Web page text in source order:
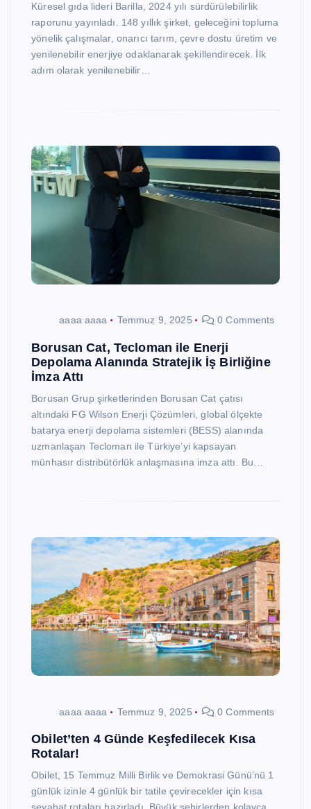
Küresel gıda lideri Barilla, 2024 yılı sürdürülebilirlik
raporunu yayınladı. 148 yıllık şirket, geleceğini topluma
yönelik çalışmalar, onarıcı tarım, çevre dostu üretim ve
yenilenebilir enerjiye odaklanarak şekillendirecek. İlk
adım olarak yenilenebilir…
aaaa aaaa Temmuz 9, 2025 0 Comments
Borusan Cat, Tecloman ile Enerji
Depolama Alanında Stratejik İş Birliğine
İmza Attı
Borusan Grup şirketlerinden Borusan Cat çatısı
altındaki FG Wilson Enerji Çözümleri, global ölçekte
batarya enerji depolama sistemleri (BESS) alanında
uzmanlaşan Tecloman ile Türkiye’yi kapsayan
münhasır distribütörlük anlaşmasına imza attı. Bu…
aaaa aaaa Temmuz 9, 2025 0 Comments
Obilet’ten 4 Günde Keşfedilecek Kısa
Rotalar!
Obilet, 15 Temmuz Milli Birlik ve Demokrasi Günü’nü 1
günlük izinle 4 günlük bir tatile çevirecekler için kısa